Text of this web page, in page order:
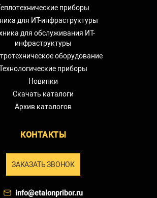
приборы
для ИТ-инфраструктуры
для обслуживания ИТ-
инфраструктуры
оборудование
приборы
Новинки
Скачать каталоги
Архив каталогов
КОНТАКТЫ
ЗАКАЗАТЬ ЗВОНОК
info@etalonpribor.ru